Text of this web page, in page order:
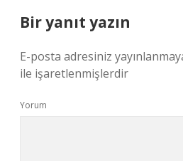
Bir yanıt yazın
E-posta adresiniz
ile işaretlenmişlerdir
Yorum